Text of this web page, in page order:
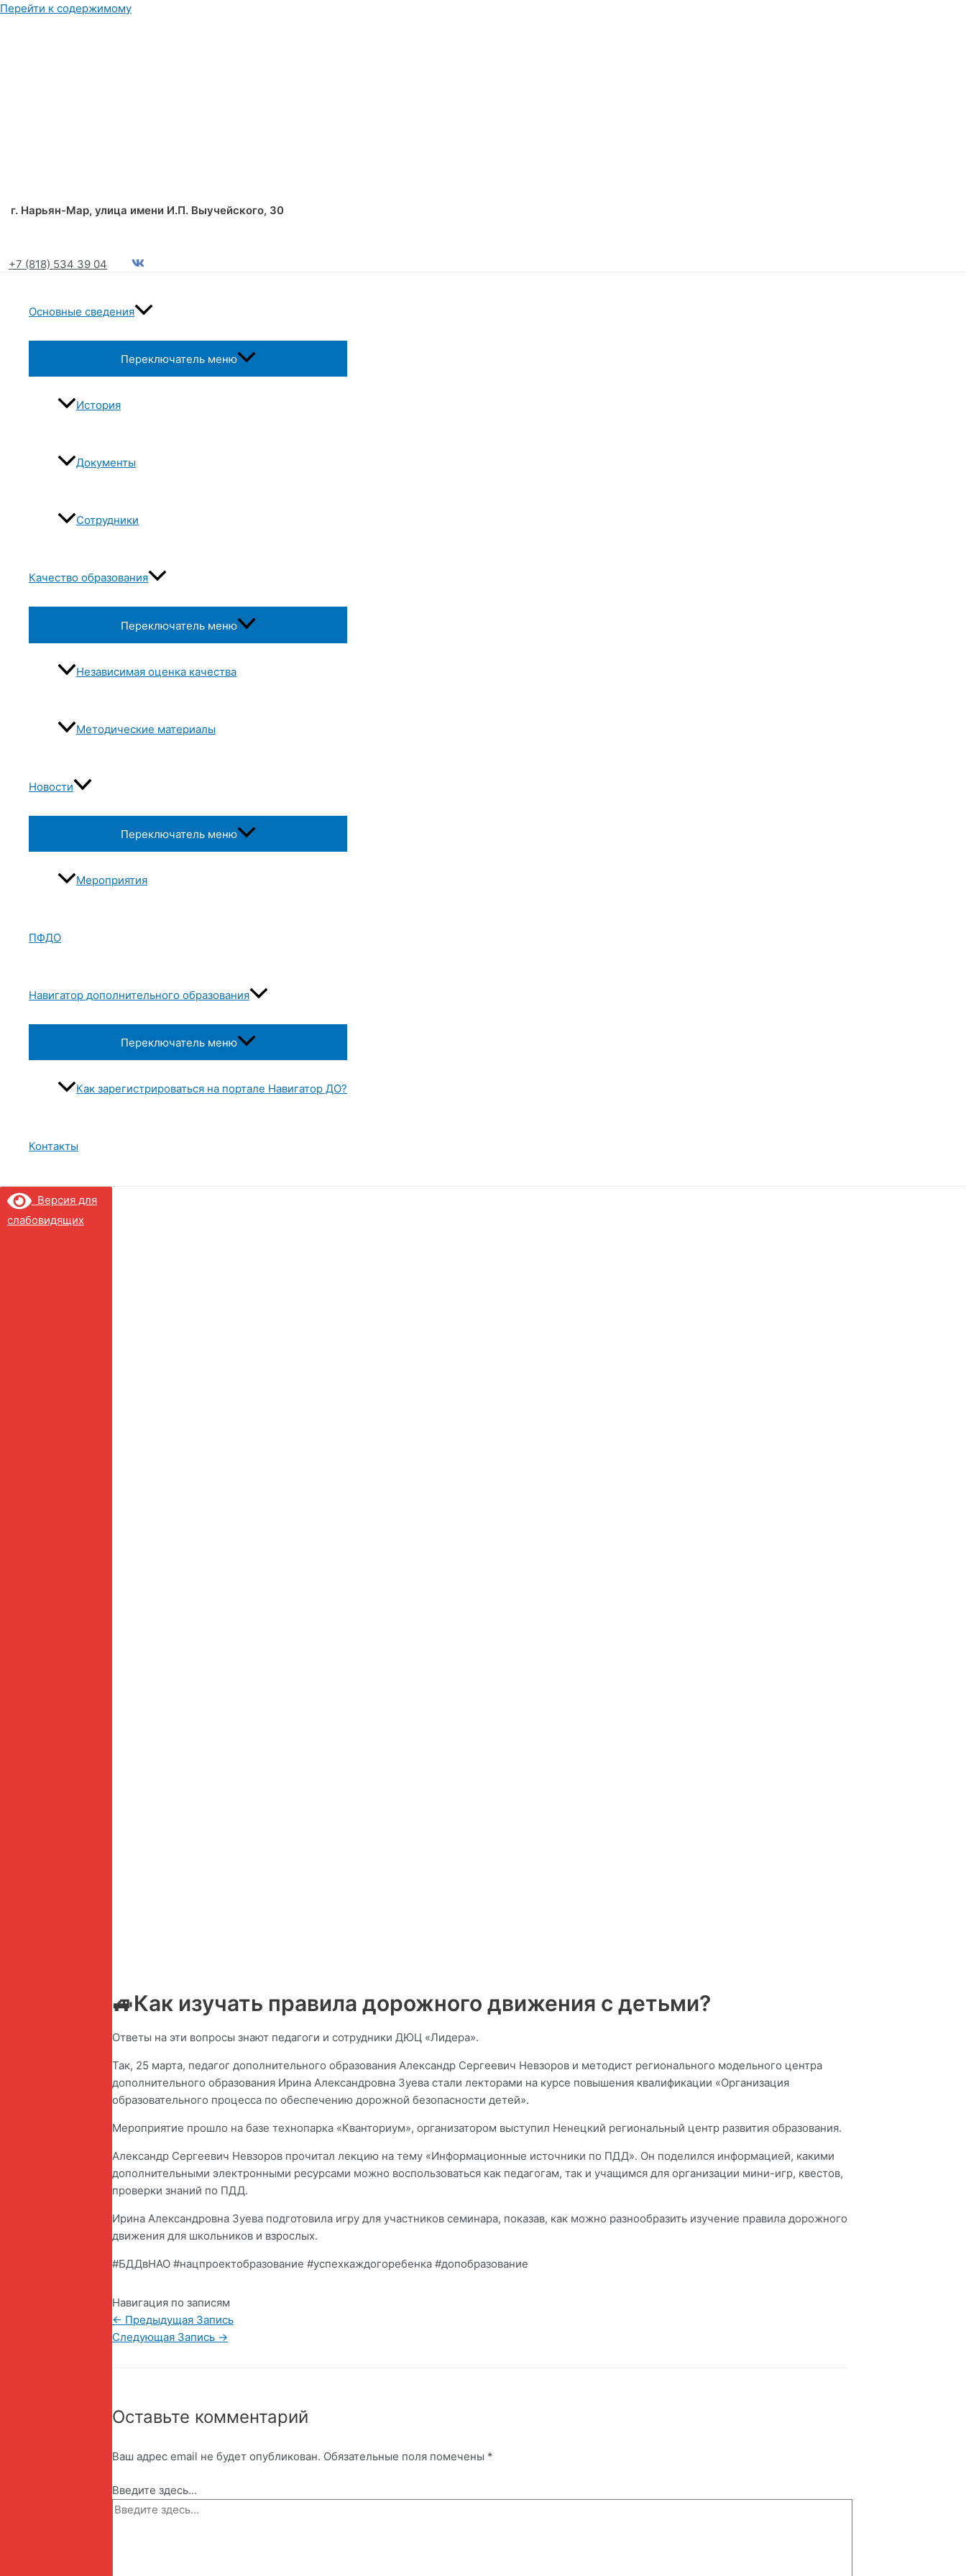
Перейти к содержимому
г. Нарьян-Мар, улица имени И.П. Выучейского, 30
+7 (818) 534 39 04
Основные сведения
Переключатель меню
История
Документы
Сотрудники
Качество образования
Переключатель меню
Независимая оценка качества
Методические материалы
Новости
Переключатель меню
Мероприятия
ПФДО
Навигатор дополнительного образования
Переключатель меню
Как зарегистрироваться на портале Навигатор ДО?
Контакты
Версия для
слабовидящих
🚙Как изучать правила дорожного движения с детьми?
Ответы на эти вопросы знают педагоги и сотрудники ДЮЦ «Лидера».
Так, 25 марта, педагог дополнительного образования Александр Сергеевич Невзоров и методист регионального модельного центра
дополнительного образования Ирина Александровна Зуева стали лекторами на курсе повышения квалификации «Организация
образовательного процесса по обеспечению дорожной безопасности детей».
Мероприятие прошло на базе технопарка «Кванториум», организатором выступил Ненецкий региональный центр развития образования.
Александр Сергеевич Невзоров прочитал лекцию на тему «Информационные источники по ПДД». Он поделился информацией, какими
дополнительными электронными ресурсами можно воспользоваться как педагогам, так и учащимся для организации мини-игр, квестов,
проверки знаний по ПДД.
Ирина Александровна Зуева подготовила игру для участников семинара, показав, как можно разнообразить изучение правила дорожного
движения для школьников и взрослых.
#БДДвНАО #нацпроектобразование #успехкаждогоребенка #допобразование
Навигация по записям
← Предыдущая Запись
Следующая Запись →
Оставьте комментарий
Ваш адрес email не будет опубликован. Обязательные поля помечены *
Введите здесь...